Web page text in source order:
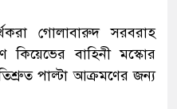
গোলাবারুদ সরবরাহ
বাহিনী মস্কোর
পাল্টা আক্রমণের জন্য